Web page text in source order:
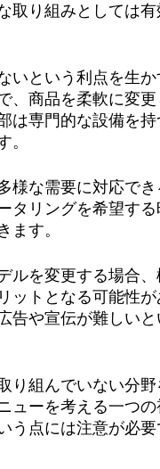
取り組みとしては
という利点を生か
、商品を柔軟に変
は専門的な設備を
。
様な需要に対応で
タリングを希望す
ます。
ルを変更する場合
ットとなる可能性
告や宣伝が難しい
り組んでいない分
ューを考える一つ
点には注意が必要